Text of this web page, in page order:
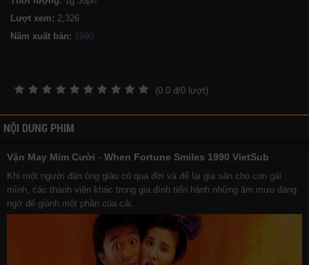
Lượt xem: 2,326
Năm xuất bản:
(0.0 đ/0 lượt)
NỘI DUNG PHIM
Vận May Mỉm Cười - When Fortune Smiles 1990 VietSub
Khi một người đàn ông giàu có qua đời và để lại gia sản cho con gái
mình, các thành viên khác trong gia đình tiến hành những âm mưu đáng
ngờ để giành một phần của cải.